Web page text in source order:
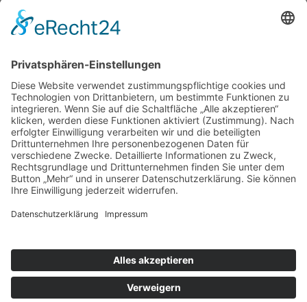
Termine
Kanuspitze
Kanusport
Sportler
Herzlich Willkommen - Startseite
Kanusprint
Energie- & Wasserspiele
Kanu Club
Erfolge
Ansprechpartner
Partner & Kooperationen